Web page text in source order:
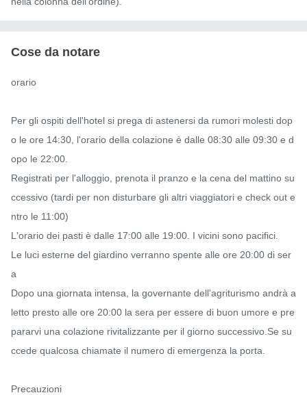
Cose da notare
orario
Per gli ospiti dell'hotel si prega di astenersi da rumori molesti dop
o le ore 14:30, l'orario della colazione è dalle 08:30 alle 09:30 e d
opo le 22:00.
Registrati per l'alloggio, prenota il pranzo e la cena del mattino su
ccessivo (tardi per non disturbare gli altri viaggiatori e check out e
ntro le 11:00)
L'orario dei pasti è dalle 17:00 alle 19:00. I vicini sono pacifici.
Le luci esterne del giardino verranno spente alle ore 20:00 di ser
a
Dopo una giornata intensa, la governante dell'agriturismo andrà a
letto presto alle ore 20:00 la sera per essere di buon umore e pre
pararvi una colazione rivitalizzante per il giorno successivo.Se su
ccede qualcosa chiamate il numero di emergenza la porta.
Precauzioni